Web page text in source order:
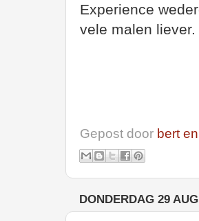
Experience
vele malen liever.
Gepost door bert
DONDERDAG 29